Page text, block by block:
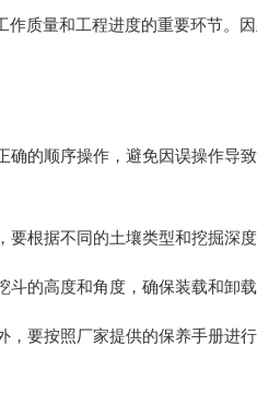
质量和工程进度的重要环节。
的顺序操作，避免因误操作导
根据不同的土壤类型和挖掘深度
的高度和角度，确保装载和卸载
要按照厂家提供的保养手册进